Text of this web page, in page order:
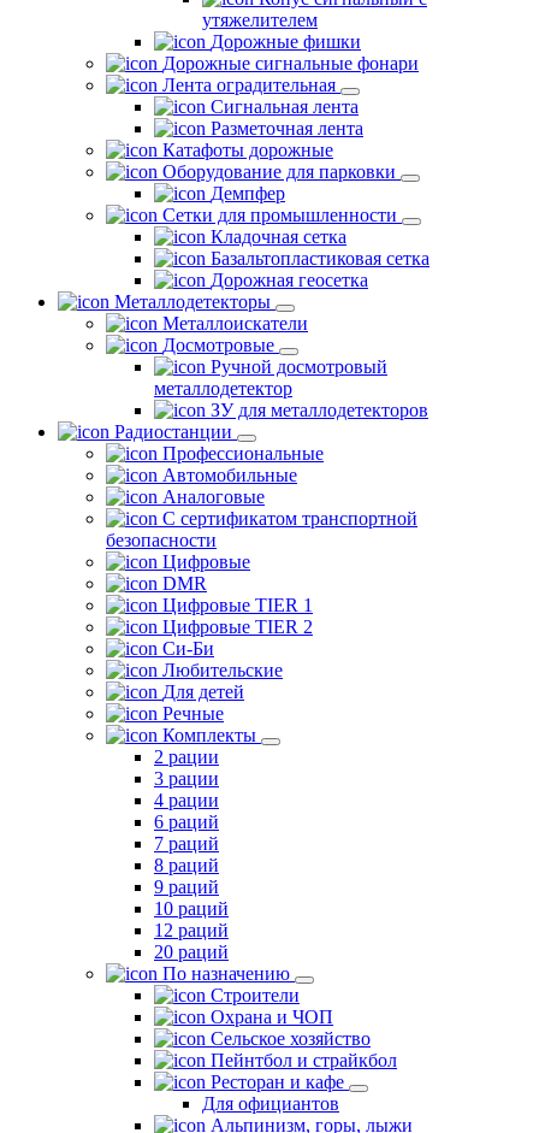
утяжелителем
Дорожные фишки
Дорожные сигнальные фонари
Лента оградительная
Сигнальная лента
Разметочная лента
Катафоты дорожные
Оборудование для парковки
Демпфер
Сетки для промышленности
Кладочная сетка
Базальтопластиковая сетка
Дорожная геосетка
Металлодетекторы
Металлоискатели
Досмотровые
Ручной досмотровый
металлодетектор
ЗУ для металлодетекторов
Радиостанции
Профессиональные
Автомобильные
Аналоговые
С сертификатом транспортной
безопасности
Цифровые
DMR
Цифровые TIER 1
Цифровые TIER 2
Си-Би
Любительские
Для детей
Речные
Комплекты
2 рации
3 рации
4 рации
6 раций
7 раций
8 раций
9 раций
10 раций
12 раций
20 раций
По назначению
Строители
Охрана и ЧОП
Сельское хозяйство
Пейнтбол и страйкбол
Ресторан и кафе
Для официантов
Альпинизм, горы, лыжи